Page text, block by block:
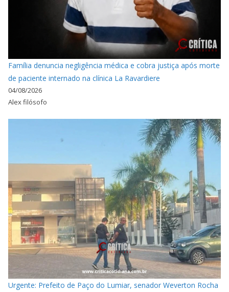
Família denuncia negligência médica e cobra justiça após morte
de paciente internado na clínica La Ravardiere
04/08/2026
Alex filósofo
Urgente: Prefeito de Paço do Lumiar, senador Weverton Rocha